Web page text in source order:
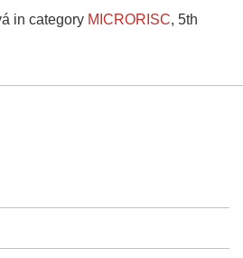
in category MICRORISC, 5th